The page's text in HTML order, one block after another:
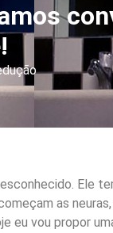
Ele
as neuras,
eu vou propor